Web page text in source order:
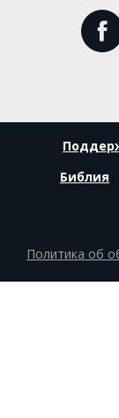
Библия
Политика об